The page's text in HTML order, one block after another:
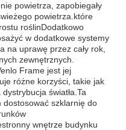
powietrza, zapobiegały
powietrza.które
roślinDodatkowo
w dodatkowe systemy
na uprawę przez cały rok,
zewnętrznych.
Frame jest jej
różne korzyści, takie jak
światła.Ta
szklarnię do
wnętrze budynku